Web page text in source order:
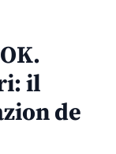
il
de